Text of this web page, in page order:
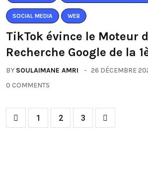
SOCIAL MEDIA WEB
TikTok évince le Moteur
Recherche Google de la
BY SOULAIMANE AMRI
26 DÉCEMBRE
0 COMMENTS
1 2 3